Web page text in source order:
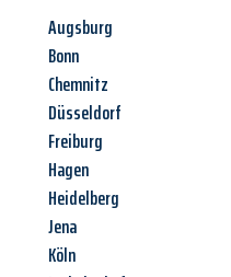
Augsburg
Bonn
Chemnitz
Düsseldorf
Freiburg
Hagen
Heidelberg
Jena
Köln